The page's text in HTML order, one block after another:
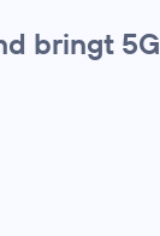
bringt 5G